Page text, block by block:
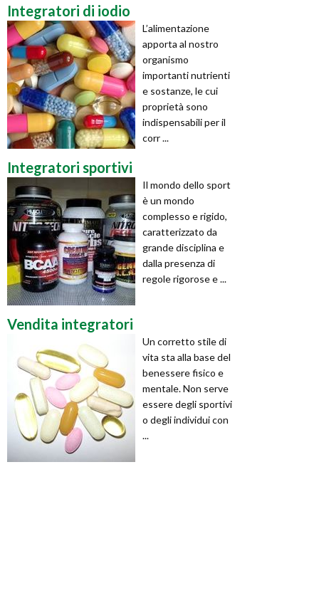
Integratori di iodio
L’alimentazione
apporta al nostro
organismo
importanti nutrienti
e sostanze, le cui
proprietà sono
indispensabili per il
corr ...
Integratori sportivi
Il mondo dello sport
è un mondo
complesso e rigido,
caratterizzato da
grande disciplina e
dalla presenza di
regole rigorose e ...
Vendita integratori
Un corretto stile di
vita sta alla base del
benessere fisico e
mentale. Non serve
essere degli sportivi
o degli individui con
...